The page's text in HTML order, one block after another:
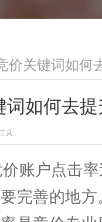
价关键词如何
词如何去提
具
账户点击率
完善的地